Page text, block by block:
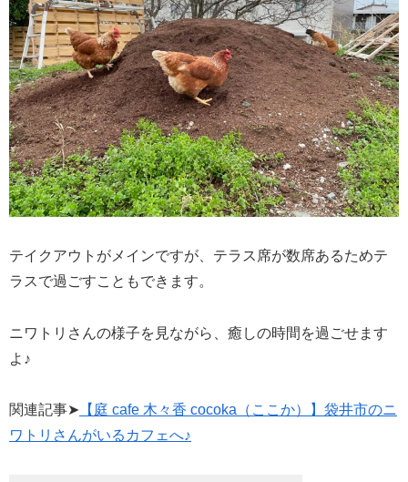
テイクアウトがメインですが、テラス席が数席あるためテ
ラスで過ごすこともできます。
ニワトリさんの様子を見ながら、癒しの時間を過ごせます
よ♪
関連記事➤ 【庭 cafe 木々香 cocoka（ここか）】袋井市のニ
ワトリさんがいるカフェへ♪